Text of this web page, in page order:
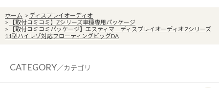
ホーム > ディスプレイオーディオ
>
【取付コミコミ】Zシリーズ車種専用パッケージ
>
【取付コミコミパッケージ】エスティマ ディスプレイオーディオ Zシリーズ
11型ハイレゾ対応フローティングビッグDA
CATEGORY／カテゴリ